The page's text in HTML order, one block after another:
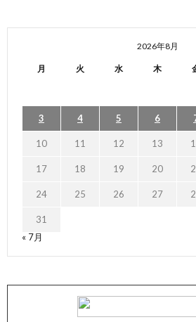
2026年8月
月 火 水 木
3 4 5 6
10 11 12 13
17 18 19 20
24 25 26 27
31
« 7月